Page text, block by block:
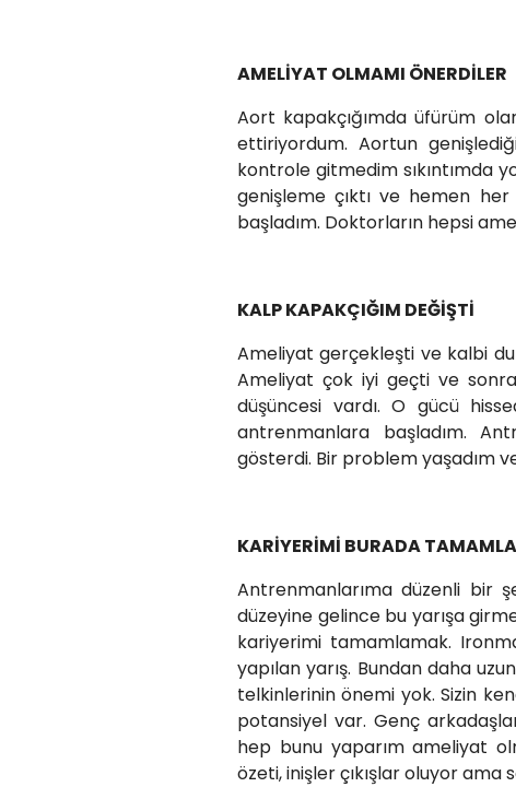
AMELİYAT OLMAMI ÖNERDİLER
Aort kapakçığımda üfürüm
ettiriyordum. Aortun
kontrole gitmedim sıkıntımda
genişleme çıktı ve hemen
başladım. Doktorların hepsi
KALP KAPAKÇIĞIM DEĞİŞTİ
Ameliyat gerçekleşti ve kalbi
Ameliyat çok iyi geçti ve
düşüncesi vardı. O gücü
antrenmanlara başladım.
gösterdi. Bir problem yaşadım
KARİYERİMİ BURADA
Antrenmanlarıma düzenli bir
düzeyine gelince bu yarışa
kariyerimi tamamlamak.
yapılan yarış. Bundan daha
telkinlerinin önemi yok. Sizin
potansiyel var. Genç
hep bunu yaparım ameliyat
özeti, inişler çıkışlar oluyor ama